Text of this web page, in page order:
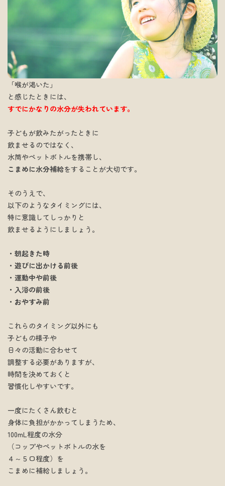
「喉が渇いた」
と感じたときには、
すでにかなりの水分が失われています。
子どもが飲みたがったときに
飲ませるのではなく、
水筒やペットボトルを携帯し、
こまめに水分補給をすることが大切です。
そのうえで、
以下のようなタイミングには、
特に意識してしっかりと
飲ませるようにしましょう。
・朝起きた時
・遊びに出かける前後
・運動中や前後
・入浴の前後
・おやすみ前
これらのタイミング以外にも
子どもの様子や
日々の活動に合わせて
調整する必要がありますが、
時間を決めておくと
習慣化しやすいです。
一度にたくさん飲むと
身体に負担がかかってしまうため、
100mL程度の水分
（コップやペットボトルの水を
４～５口程度）を
こまめに補給しましょう。